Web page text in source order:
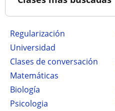
Regularización
Universidad
Clases de conversación
Matemáticas
Biología
Psicologia